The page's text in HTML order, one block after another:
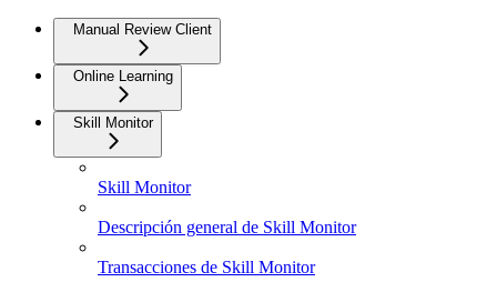
Manual Review Client
Online Learning
Skill Monitor
Skill Monitor
Descripción general de Skill Monitor
Transacciones de Skill Monitor